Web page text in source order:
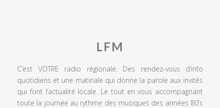
LFM
C’est VOTRE radio régionale. Des rendez-vous d’info
quotidiens et une matinale qui donne la parole aux invités
qui font l’actualité locale. Le tout en vous accompagnant
toute la journée au rythme des musiques des années 80’s